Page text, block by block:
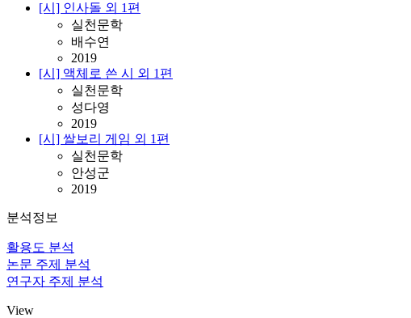
[시] 인사돌 외 1편
실천문학
배수연
2019
[시] 액체로 쓴 시 외 1편
실천문학
성다영
2019
[시] 쌀보리 게임 외 1편
실천문학
안성군
2019
분석정보
활용도 분석
논문 주제 분석
연구자 주제 분석
View